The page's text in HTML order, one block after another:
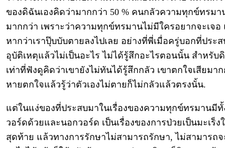
ของดิฉันเองคิดว่ามากกว่า 50 % คนกลัวความทุกข์ทรมา
มากกว่า เพราะว่าความทุกข์ทรมานไม่มีใครอยากจะเจอ
หากว่าเราปุ๊บบับตายลงไปเลย อย่างที่พี่เมื่อครู่บอกที่ประส
อุบัติเหตุแล้วไม่เป็นอะไร ไม่ได้รู้สึกอะไรตอนนั้น สำหรับ
เท่าที่ฟังดูคิดว่าเขายังไม่ทันได้รู้สึกกลัว เขาตกใจเสียมา
หายตกใจแล้วรู้ว่าตัวเองไม่ตายก็ไม่กลัวแล้วตรงนั้น.
แต่ในแง่ของที่ประสบมาในเรื่องของความทุกข์ทรมานมีทั้
วอร์ดด้วยและนอกวอร์ด เป็นเรื่องของการป่วยเป็นมะเร็ง
สุดท้าย แล้วทางการรักษาไม่สามารถรักษา, ไม่สามารถ